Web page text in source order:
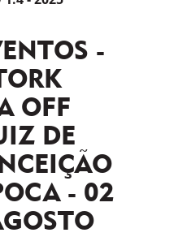
-
OFF
DE
- 02